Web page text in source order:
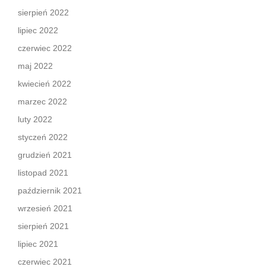
sierpień 2022
lipiec 2022
czerwiec 2022
maj 2022
kwiecień 2022
marzec 2022
luty 2022
styczeń 2022
grudzień 2021
listopad 2021
październik 2021
wrzesień 2021
sierpień 2021
lipiec 2021
czerwiec 2021